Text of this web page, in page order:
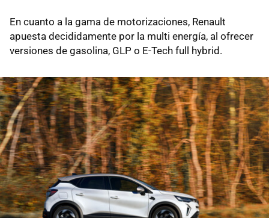
En cuanto a la gama de motorizaciones, Renault
apuesta decididamente por la multi energía, al ofrecer
versiones de gasolina, GLP o E-Tech full hybrid.